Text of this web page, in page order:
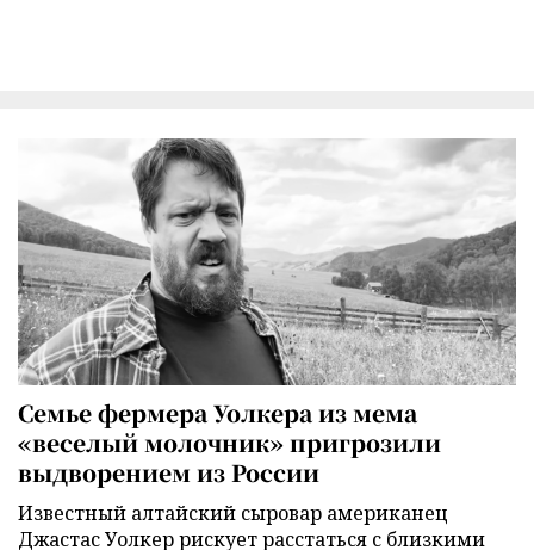
Семье фермера Уолкера из мема
«веселый молочник» пригрозили
выдворением из России
Известный алтайский сыровар американец
Джастас Уолкер рискует расстаться с близкими